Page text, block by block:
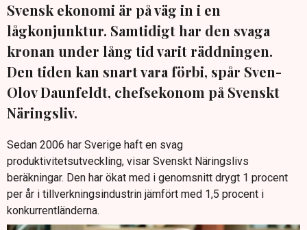
Svensk ekonomi är på väg in i en
lågkonjunktur. Samtidigt har den svaga
kronan under lång tid varit räddningen.
Den tiden kan snart vara förbi, spår Sven-
Olov Daunfeldt, chefsekonom på Svenskt
Näringsliv.
Sedan 2006 har Sverige haft en svag
produktivitetsutveckling, visar Svenskt Näringslivs
beräkningar. Den har ökat med i genomsnitt drygt 1 procent
per år i tillverkningsindustrin jämfört med 1,5 procent i
konkurrentländerna.